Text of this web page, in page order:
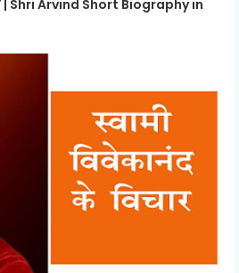
| Shri Arvind Short Biography in